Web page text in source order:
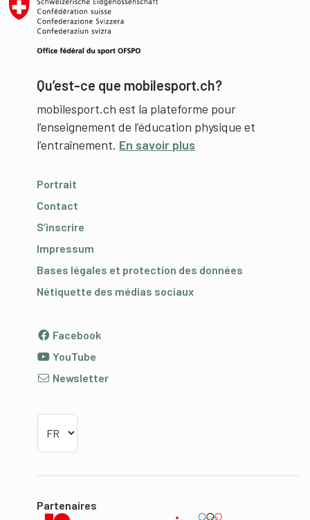
Qu’est-ce que mobilesport.ch?
mobilesport.ch est la plateforme pour
l’enseignement de l’éducation physique et
l’entraînement. En savoir plus
Portrait
Contact
S’inscrire
Impressum
Bases légales et protection des données
Nétiquette des médias sociaux
Facebook
YouTube
Newsletter
Partenaires